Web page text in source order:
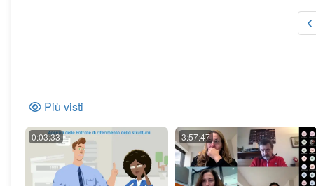
Più visti
0:03:33 3:57:47